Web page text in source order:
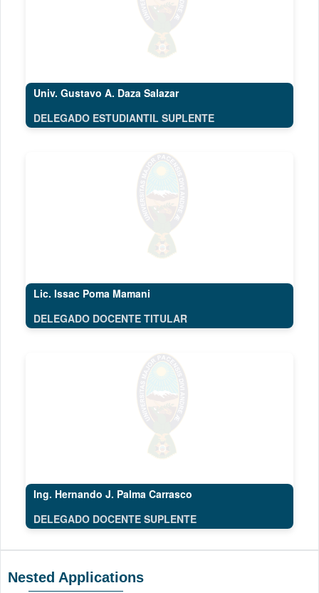
Univ. Gustavo A. Daza Salazar
DELEGADO ESTUDIANTIL SUPLENTE
Lic. Issac Poma Mamani
DELEGADO DOCENTE TITULAR
Ing. Hernando J. Palma Carrasco
DELEGADO DOCENTE SUPLENTE
Nested Applications